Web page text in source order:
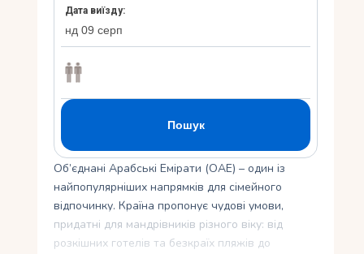
Об’єднані Арабські Емірати (ОАЕ) – один із
найпопулярніших напрямків для сімейного
відпочинку. Країна пропонує чудові умови,
придатні для мандрівників різного віку: від
розкішних готелів та безкраїх пляжів до